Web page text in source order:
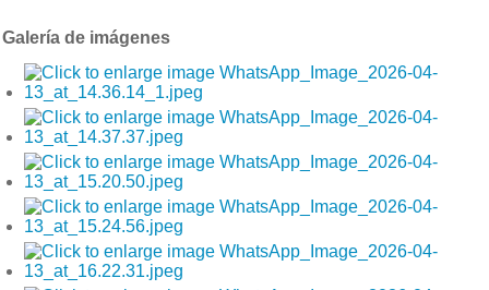
Galería de imágenes